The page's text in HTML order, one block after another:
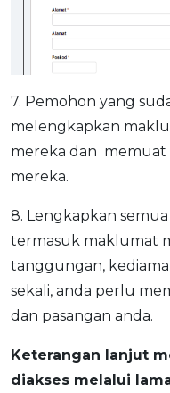
7. Pemohon yang
melengkapkan
mereka dan memuat
mereka.
8. Lengkapkan
termasuk maklumat
tanggungan,
sekali, anda perlu
dan pasangan anda.
Keterangan lanjut
diakses melalui